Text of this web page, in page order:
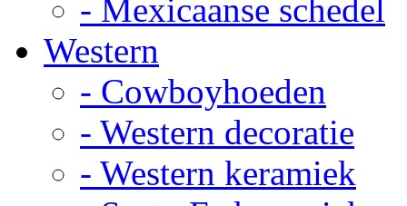
- Mexicaanse schedel
Western
- Cowboyhoeden
- Western decoratie
- Western keramiek